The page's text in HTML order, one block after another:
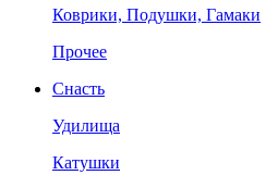
Коврики, Подушки, Гамаки
Прочее
Снасть
Удилища
Катушки